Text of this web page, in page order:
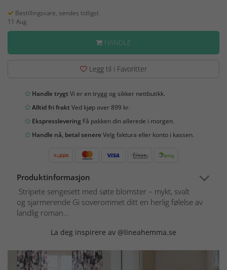
Bestillingsvare, sendes tidligst
11 Aug
HANDLE
Legg til i Favoritter
Handle trygtVi er en trygg og sikker nettbutikk.
Alltid fri fraktVed kjøp over 899 kr.
Ekspresslevering Få pakken din allerede i morgen.
Handle nå, betal senereVelg faktura eller konto i kassen.
Produktinformasjon
Stripete sengesett med søte blomster – mykt, svalt
og sjarmerende Gi soverommet ditt en herlig følelse av
landlig roman...
La deg inspirere av @lineahemma.se